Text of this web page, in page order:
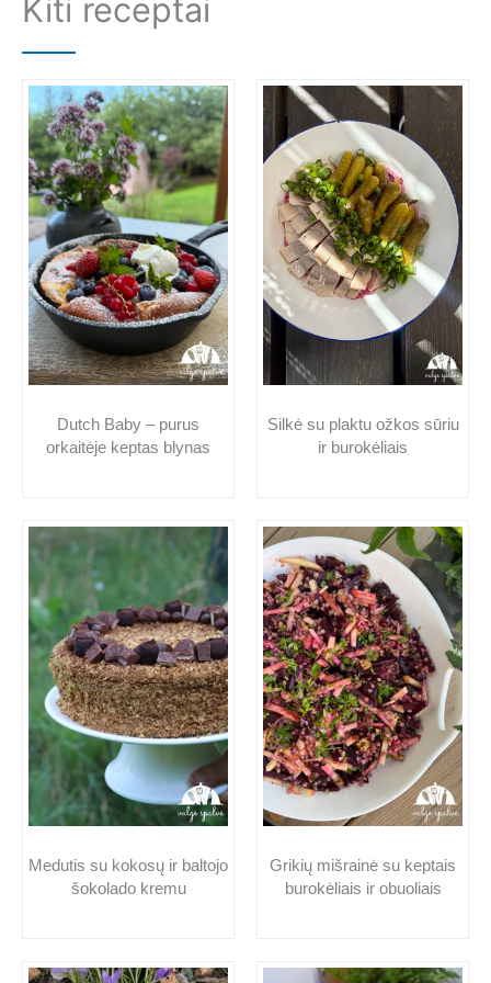
b
o
Kiti receptai
Dutch Baby – purus
orkaitėje keptas blynas
Silkė su plaktu ožkos sūriu
ir burokėliais
Medutis su kokosų ir baltojo
šokolado kremu
Grikių mišrainė su keptais
burokėliais ir obuoliais